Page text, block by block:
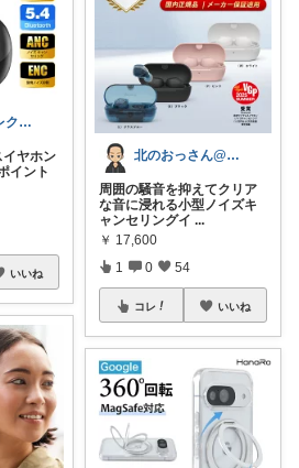
わさび コレクションもご利用ください
ヤホン
イント
いいね
北のおっさん@ガジェット好き
周囲の騒音を抑えてクリア
な音に浸れる小型ノイズキ
ャンセリングイ ...
￥ 17,600
1 0 54
コレ いいね